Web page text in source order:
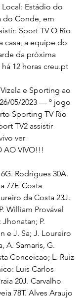
Local: Estádio do
do Conde, em
Sport TV O Rio
casa, a equipe do
da próxima
12 horas creu.pt
e Sporting ao
05/2023 — º jogo
Sporting TV Rio
TV2 assistir
ver
AO VIVO!!!
Rodrigues 30A.
77F. Costa
da Costa 23J.
William Provável
P.
e J. Sa; J. Loureiro
A. Samaris, G.
Conceicao; L. Ruiz
Luis Carlos
20J. Carvalho
78T. Alves Araujo